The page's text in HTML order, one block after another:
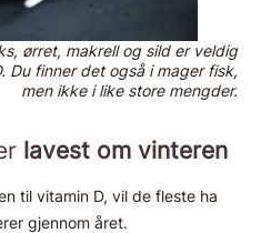
ørret, makrell og sild er veldig
Du finner det også i mager fisk,
men ikke i like store mengder.
lavest om vinteren
til vitamin D, vil de fleste ha
gjennom året.